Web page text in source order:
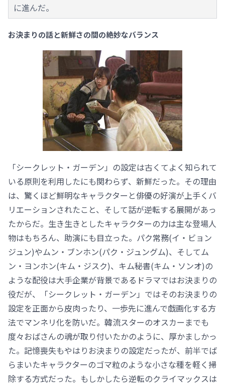
に進んだ。
お決まりの話と新鮮さの間の絶妙なバランス
「シークレット・ガーデン」の設定は古くてよく知られて
いる原則を利用したにも関わらず、新鮮だった。その理由
は、驚くほど鮮明なキャラクターと俳優の好演が上手くバ
リエーションされたこと、そして話が逆転する展開があっ
たからだ。生き生きとしたキャラクターの力は主な登場人
物はもちろん、助演にも目立った。パク常務(イ・ビョン
ジュン)やムン・ブンホン(パク・ジュングム)、そしてム
ン・ヨンホン(キム・ジスク)、キム秘書(キム・ソンオ)の
ような配役は大手企業が背景であるドラマではお決まりの
役だが、「シークレット・ガーデン」ではそのお決まりの
設定を正面から皮肉ったり、一歩先に進んで戯画化する方
法でマンネリ化を防いだ。韓流スターのオスカーまでも
度々おばさんの魂が取り付いたかのように、厚かましかっ
た。記憶喪失もやはりお決まりの設定だったが、前半でば
らまいたキャラクターのゴマ粒のような小さな種を軽く掃
除する方式だった。もしかしたら逆転のクライマックスは